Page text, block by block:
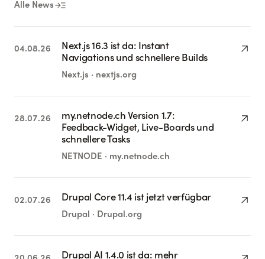
Alle News read_more
04.08.26
Next.js 16.3 ist da: Instant
Navigations und schnellere Builds
Next.js · nextjs.org
arrow_outward
28.07.26
my.netnode.ch Version 1.7:
Feedback-Widget, Live-Boards und
schnellere Tasks
NETNODE · my.netnode.ch
arrow_outward
02.07.26 Drupal Core 11.4 ist jetzt verfügbar
Drupal · Drupal.org
arrow_outward
Drupal AI 1.4.0 ist da: mehr